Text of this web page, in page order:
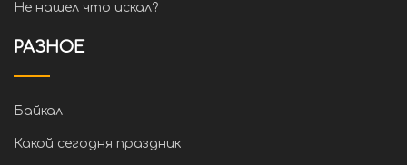
Не нашел что искал?
РАЗНОЕ
Байкал
Какой сегодня праздник